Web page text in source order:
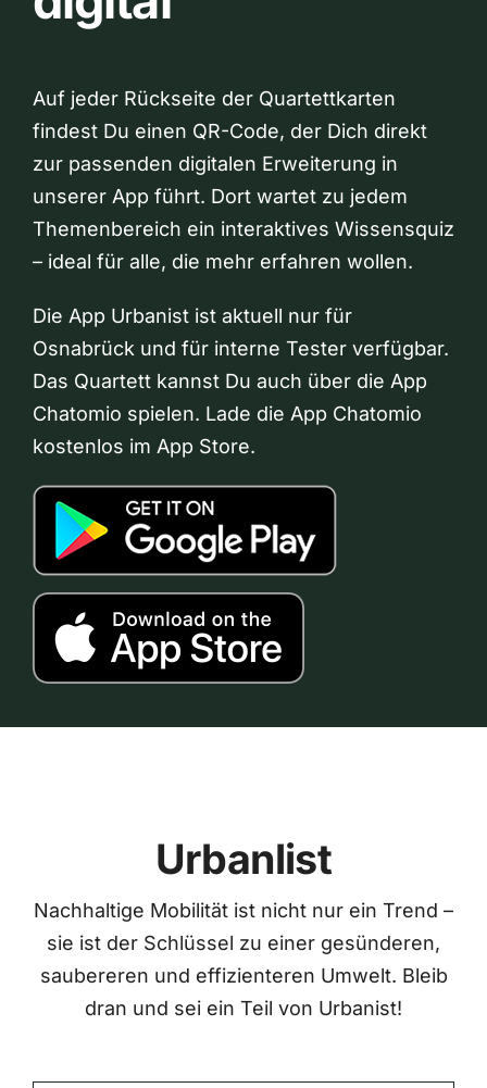
Auf jeder Rückseite der Quartettkarten
findest Du einen QR-Code, der Dich direkt
zur passenden digitalen Erweiterung in
unserer App führt. Dort wartet zu jedem
Themenbereich ein interaktives Wissensquiz
– ideal für alle, die mehr erfahren wollen.
Die App Urbanist ist aktuell nur für
Osnabrück und für interne Tester verfügbar.
Das Quartett kannst Du auch über die App
Chatomio spielen. Lade die App Chatomio
kostenlos im App Store.
Urbanlist
Nachhaltige Mobilität ist nicht nur ein Trend –
sie ist der Schlüssel zu einer gesünderen,
saubereren und effizienteren Umwelt. Bleib
dran und sei ein Teil von Urbanist!